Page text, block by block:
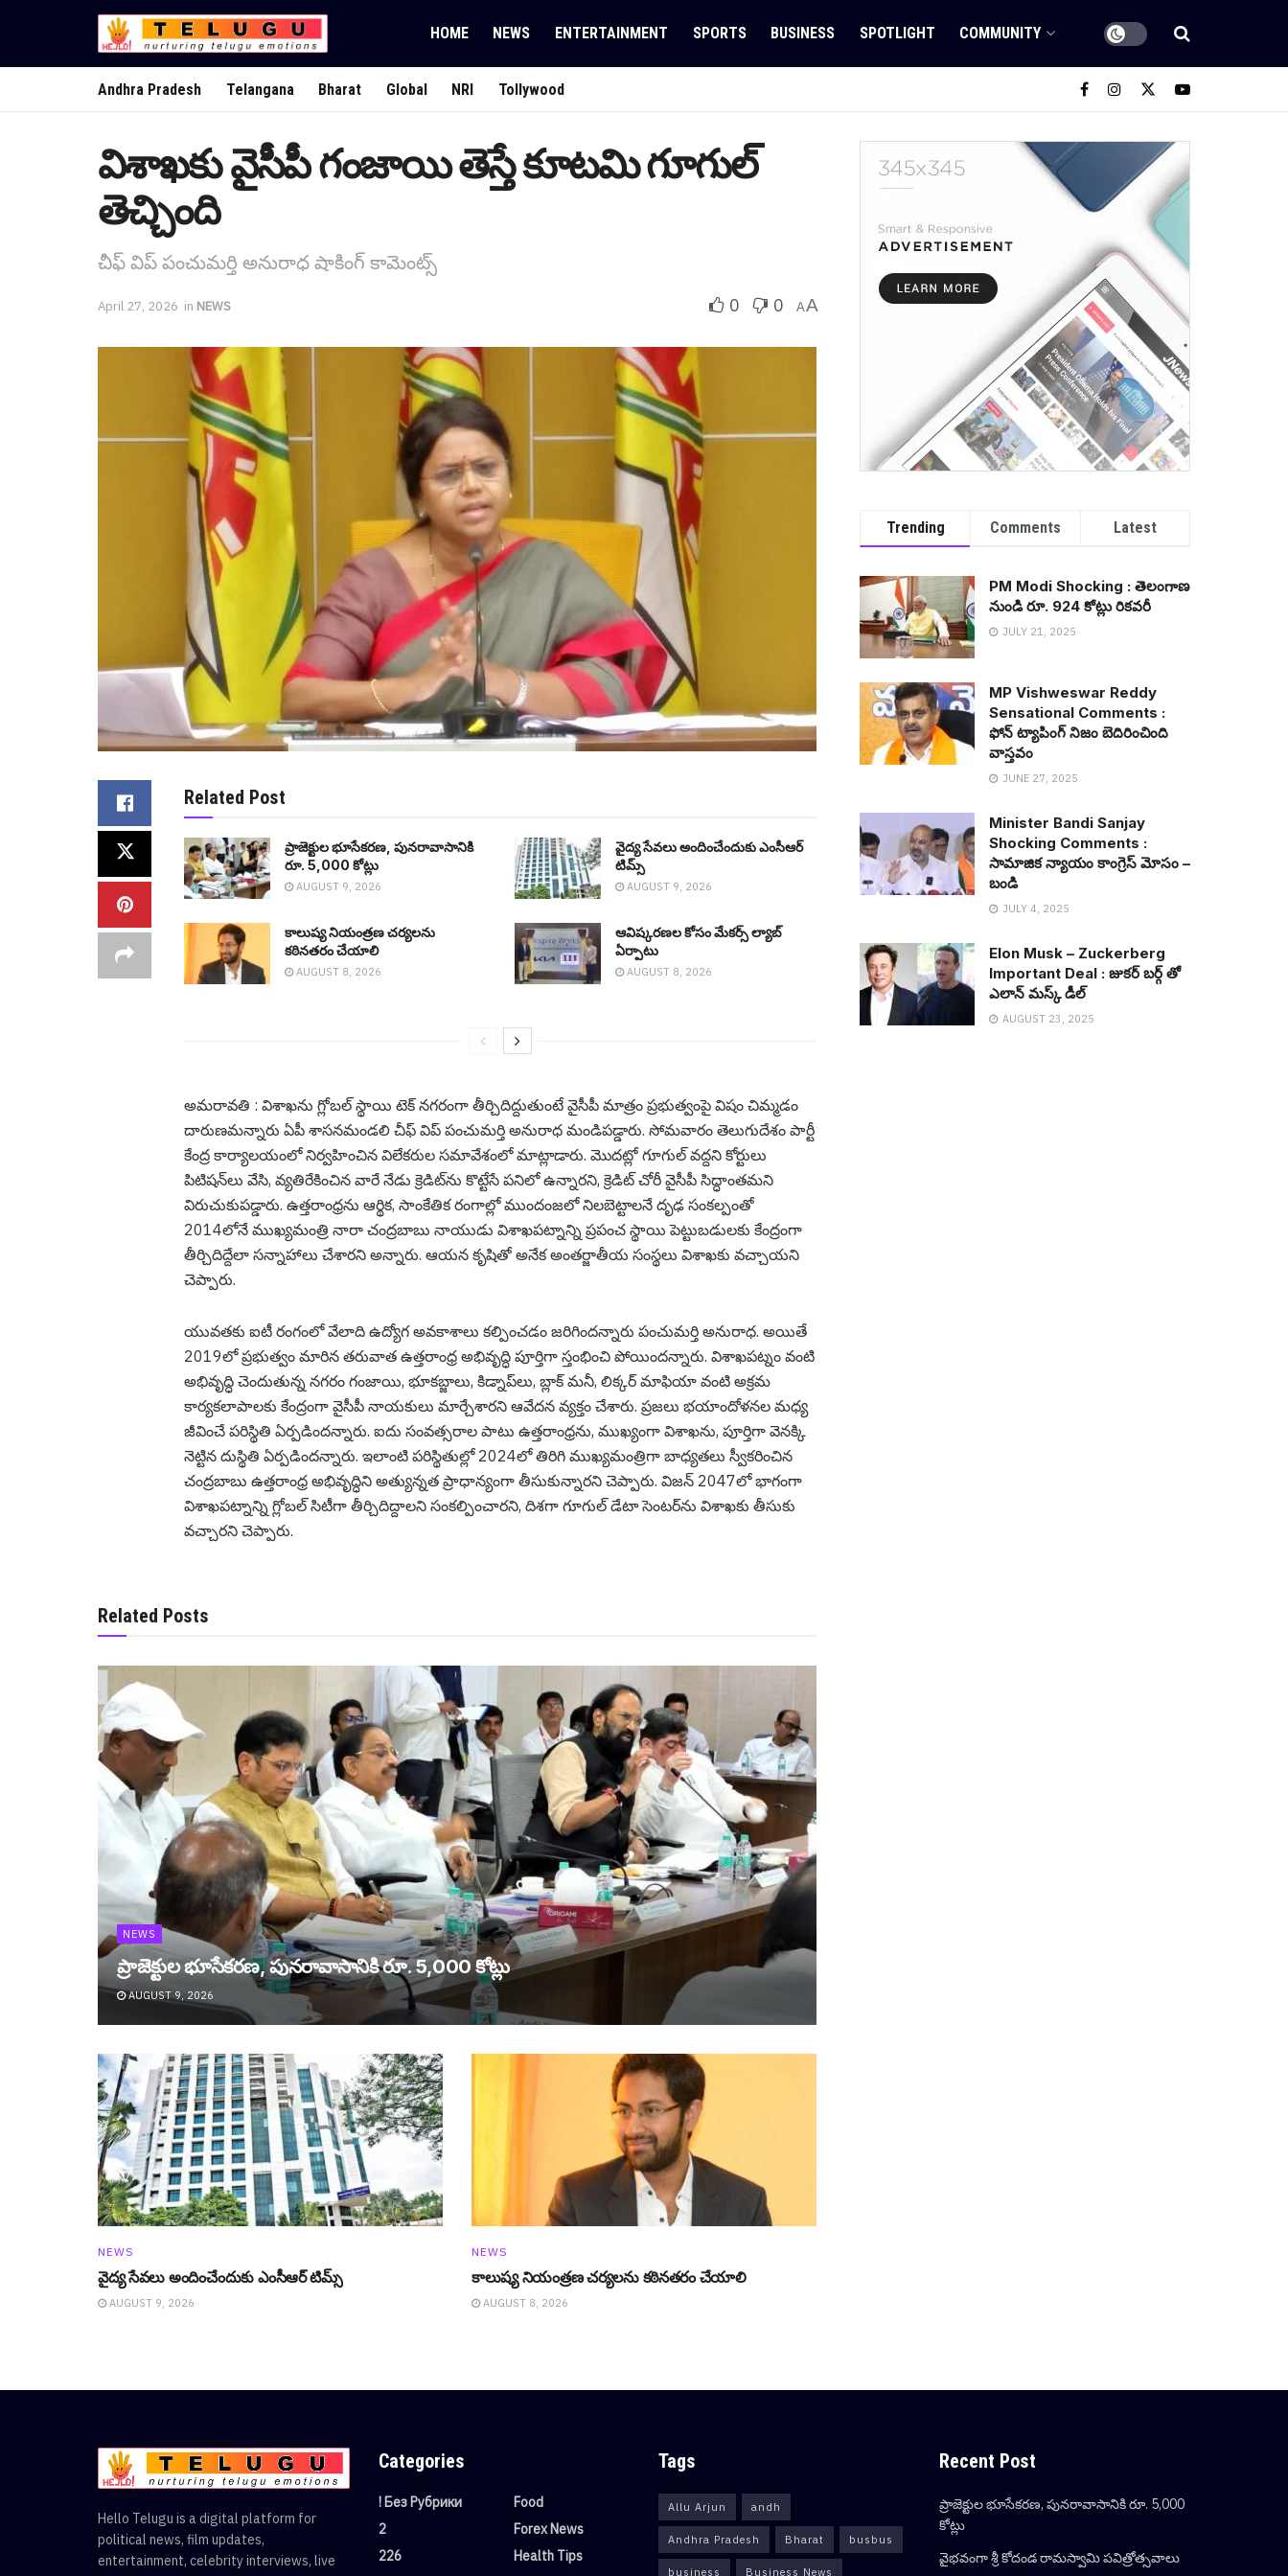
HOME NEWS ENTERTAINMENT SPORTS BUSINESS SPOTLIGHT COMMUNITY
Andhra Pradesh Telangana Bharat Global NRI Tollywood
విశాఖకు వైసీపీ గంజాయి తెస్తే కూటమి గూగుల్
తెచ్చింది
చీఫ్ విప్ పంచుమర్తి అనురాధ షాకింగ్ కామెంట్స్
April 27, 2026 in NEWS 0 0 AA
Related Post
ప్రాజెక్టుల భూసేకరణ, పునరావాసానికి
రూ. 5,000 కోట్లు
AUGUST 9, 2026
వైద్య సేవ‌లు అందించేందుకు ఎంసీఆర్
టిమ్స్
AUGUST 9, 2026
కాలుష్య నియంత్రణ చర్యలను
కఠినతరం చేయాలి
AUGUST 8, 2026
ఆవిష్క‌ర‌ణ‌ల కోసం మేక‌ర్స్ ల్యాబ్
ఏర్పాటు
AUGUST 8, 2026
అమరావతి : విశాఖను గ్లోబల్ స్థాయి టెక్ నగరంగా తీర్చిదిద్దుతుంటే వైసీపీ మాత్రం ప్రభుత్వంపై విషం చిమ్మడం
దారుణ‌మ‌న్నారు ఏపీ శాసనమండలి చీఫ్ విప్ పంచుమర్తి అనురాధ మండిపడ్డారు. సోమవారం తెలుగుదేశం పార్టీ
కేంద్ర కార్యాలయంలో నిర్వహించిన విలేకరుల సమావేశంలో మాట్లాడారు. మొదట్లో గూగుల్ వద్దని కోర్టులు
పిటిషన్‌లు వేసి, వ్యతిరేకించిన వారే నేడు క్రెడిట్‌ను కొట్టేసే పనిలో ఉన్నారని, క్రెడిట్ చోరీ వైసీపీ సిద్ధాంతమని
విరుచుకుపడ్డారు. ఉత్తరాంధ్రను ఆర్థిక, సాంకేతిక రంగాల్లో ముందంజలో నిలబెట్టాలనే దృఢ సంకల్పంతో
2014లోనే ముఖ్యమంత్రి నారా చంద్రబాబు నాయుడు విశాఖపట్నాన్ని ప్రపంచ స్థాయి పెట్టుబడులకు కేంద్రంగా
తీర్చిదిద్దేలా సన్నాహాలు చేశారని అన్నారు. ఆయన కృషితో అనేక అంతర్జాతీయ సంస్థలు విశాఖకు వచ్చాయని
చెప్పారు.
యువతకు ఐటీ రంగంలో వేలాది ఉద్యోగ అవకాశాలు కల్పించడం జ‌రిగింద‌న్నారు పంచుమ‌ర్తి అనురాధ‌. అయితే
2019లో ప్రభుత్వం మారిన తరువాత ఉత్తరాంధ్ర అభివృద్ధి పూర్తిగా స్తంభించి పోయింద‌న్నారు. విశాఖపట్నం వంటి
అభివృద్ధి చెందుతున్న నగరం గంజాయి, భూకబ్జాలు, కిడ్నాప్‌లు, బ్లాక్ మనీ, లిక్కర్ మాఫియా వంటి అక్రమ
కార్యకలాపాలకు కేంద్రంగా వైసీపీ నాయకులు మార్చేశారని ఆవేద‌న వ్య‌క్తం చేశారు. ప్రజలు భయాందోళనల మధ్య
జీవించే పరిస్థితి ఏర్పడిందన్నారు. ఐదు సంవత్సరాల పాటు ఉత్తరాంధ్రను, ముఖ్యంగా విశాఖను, పూర్తిగా వెనక్కి
నెట్టిన దుస్థితి ఏర్పడిందన్నారు. ఇలాంటి పరిస్థితుల్లో 2024లో తిరిగి ముఖ్యమంత్రిగా బాధ్యతలు స్వీకరించిన
చంద్రబాబు ఉత్తరాంధ్ర అభివృద్ధిని అత్యున్నత ప్రాధాన్యంగా తీసుకున్నారని చెప్పారు. విజన్ 2047లో భాగంగా
విశాఖపట్నాన్ని గ్లోబల్ సిటీగా తీర్చిదిద్దాలని సంకల్పించారని, దిశగా గూగుల్ డేటా సెంటర్‌ను విశాఖకు తీసుకు
వచ్చారని చెప్పారు.
Related Posts
NEWS
ప్రాజెక్టుల భూసేకరణ, పునరావాసానికి రూ. 5,000 కోట్లు
AUGUST 9, 2026
NEWS
వైద్య సేవ‌లు అందించేందుకు ఎంసీఆర్ టిమ్స్
AUGUST 9, 2026
NEWS
కాలుష్య నియంత్రణ చర్యలను కఠినతరం చేయాలి
AUGUST 8, 2026
Trending Comments Latest
PM Modi Shocking : తెలంగాణ
నుండి రూ. 924 కోట్లు రిక‌వ‌రీ
JULY 21, 2025
MP Vishweswar Reddy
Sensational Comments :
ఫోన్ ట్యాపింగ్ నిజం బెదిరించింది
వాస్త‌వం
JUNE 27, 2025
Minister Bandi Sanjay
Shocking Comments :
సామాజిక న్యాయం కాంగ్రెస్ మోసం –
బండి
JULY 4, 2025
Elon Musk – Zuckerberg
Important Deal : జుక‌ర్ బ‌ర్గ్ తో
ఎలాన్ మ‌స్క్ డీల్
AUGUST 23, 2025
Hello Telugu is a digital platform for
political news, film updates,
entertainment, celebrity interviews, live
Categories
! Без Рубрики
2
226
Food
Forex News
Health Tips
Tags
Allu Arjun andh
Andhra Pradesh Bharat busbus
business Business News
Recent Post
ప్రాజెక్టుల భూసేకరణ, పునరావాసానికి రూ. 5,000
కోట్లు
వైభవంగా శ్రీ కోదండ రామస్వామి పవిత్రోత్సవాలు